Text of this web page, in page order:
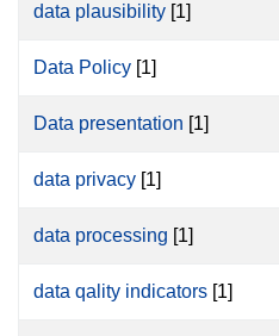
data plausibility [1]
Data Policy [1]
Data presentation [1]
data privacy [1]
data processing [1]
data qality indicators [1]